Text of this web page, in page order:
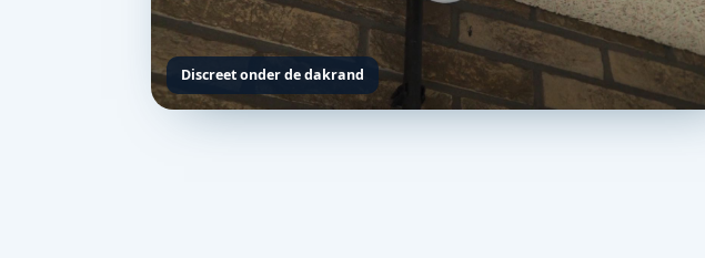
Discreet onder de dakrand